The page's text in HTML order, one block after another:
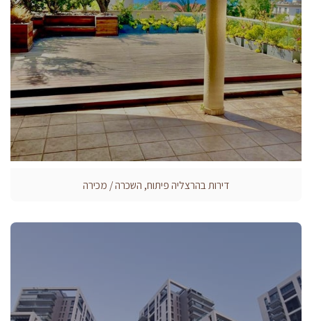
דירות בהרצליה פיתוח, השכרה / מכירה